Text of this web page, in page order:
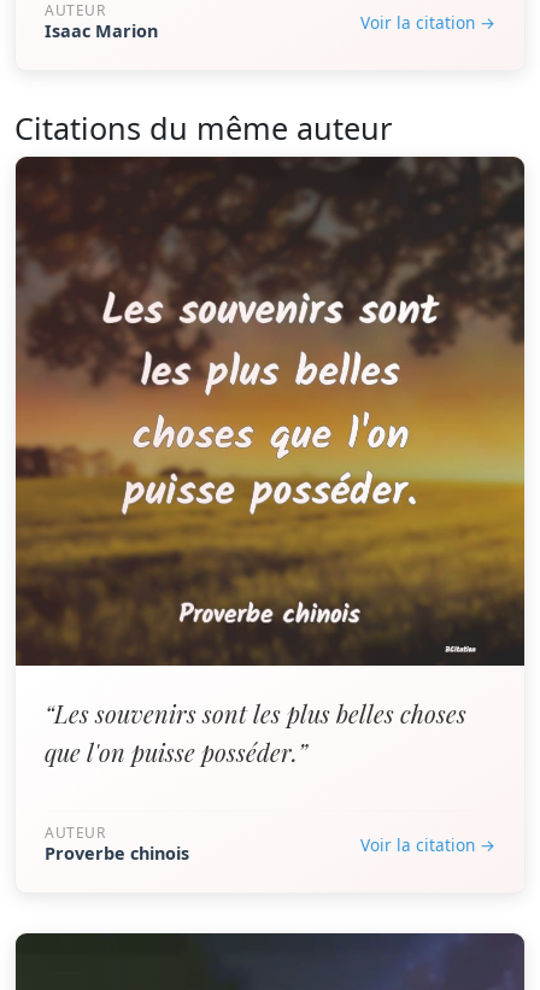
AUTEUR
Isaac Marion Voir la citation →
Citations du même auteur
“Les souvenirs sont les plus belles choses
que l'on puisse posséder.”
AUTEUR
Proverbe chinois Voir la citation →